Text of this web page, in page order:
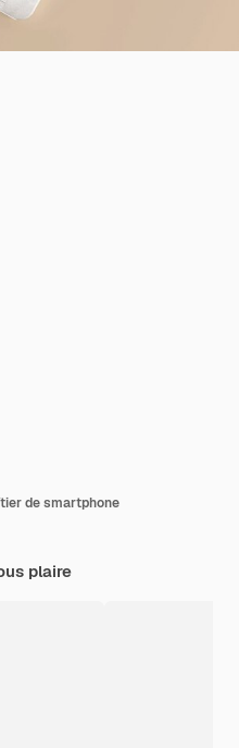
de smartphone
plaire